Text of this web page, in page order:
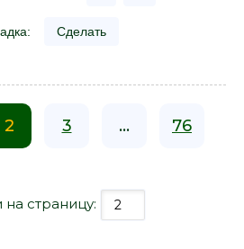
Сделать
2 3 ... 76
страницу: